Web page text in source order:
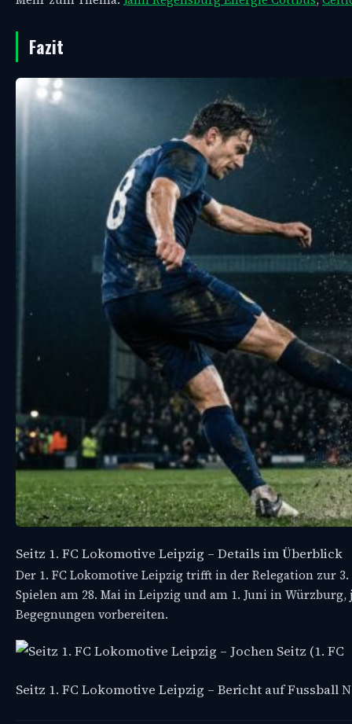
Fazit
Seitz 1. FC Lokomotive Leipzig – Details im Überblick
Der 1. FC Lokomotive Leipzig trifft in der Relegation zur
Spielen am 28. Mai in Leipzig und am 1. Juni in
Begegnungen vorbereiten.
Seitz 1. FC Lokomotive Leipzig – Bericht auf Fussball